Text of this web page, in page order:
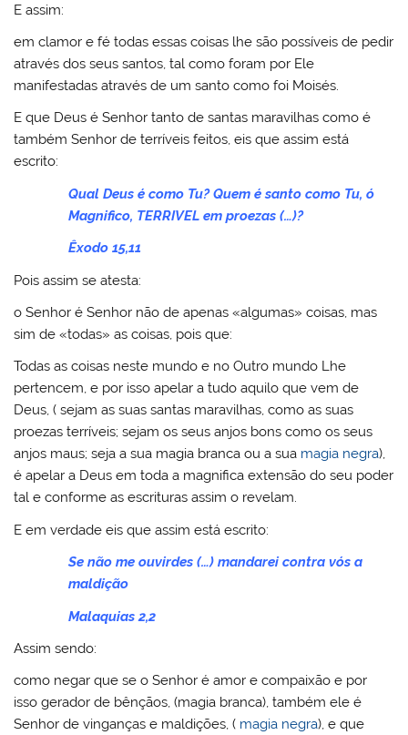
E assim:
em clamor e fé todas essas coisas lhe são possíveis de pedir
através dos seus santos, tal como foram por Ele
manifestadas através de um santo como foi Moisés.
E que Deus é Senhor tanto de santas maravilhas como é
também Senhor de terríveis feitos, eis que assim está
escrito:
Qual Deus é como Tu? Quem é santo como Tu, ó
Magnifico, TERRIVEL em proezas (…)?
Êxodo 15,11
Pois assim se atesta:
o Senhor é Senhor não de apenas «algumas» coisas, mas
sim de «todas» as coisas, pois que:
Todas as coisas neste mundo e no Outro mundo Lhe
pertencem, e por isso apelar a tudo aquilo que vem de
Deus, ( sejam as suas santas maravilhas, como as suas
proezas terríveis; sejam os seus anjos bons como os seus
anjos maus; seja a sua magia branca ou a sua magia negra),
é apelar a Deus em toda a magnifica extensão do seu poder
tal e conforme as escrituras assim o revelam.
E em verdade eis que assim está escrito:
Se não me ouvirdes (…) mandarei contra vós a
maldição
Malaquias 2,2
Assim sendo:
como negar que se o Senhor é amor e compaixão e por
isso gerador de bênçãos, (magia branca), também ele é
Senhor de vinganças e maldições, ( magia negra), e que